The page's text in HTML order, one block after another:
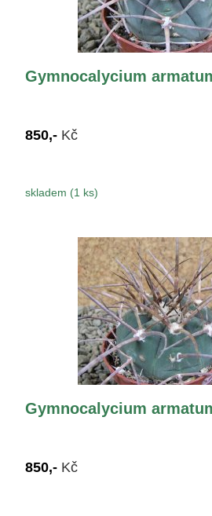
Gymnocalycium
850,- Kč
skladem (1 ks)
Gymnocalycium
850,- Kč